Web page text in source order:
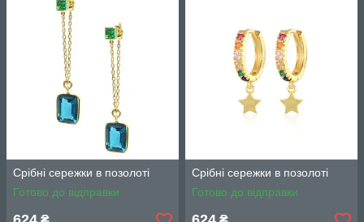
Срібні сережки в позолоті
Готово до відправки
Срібні сережки в позолоті
Готово до відправки